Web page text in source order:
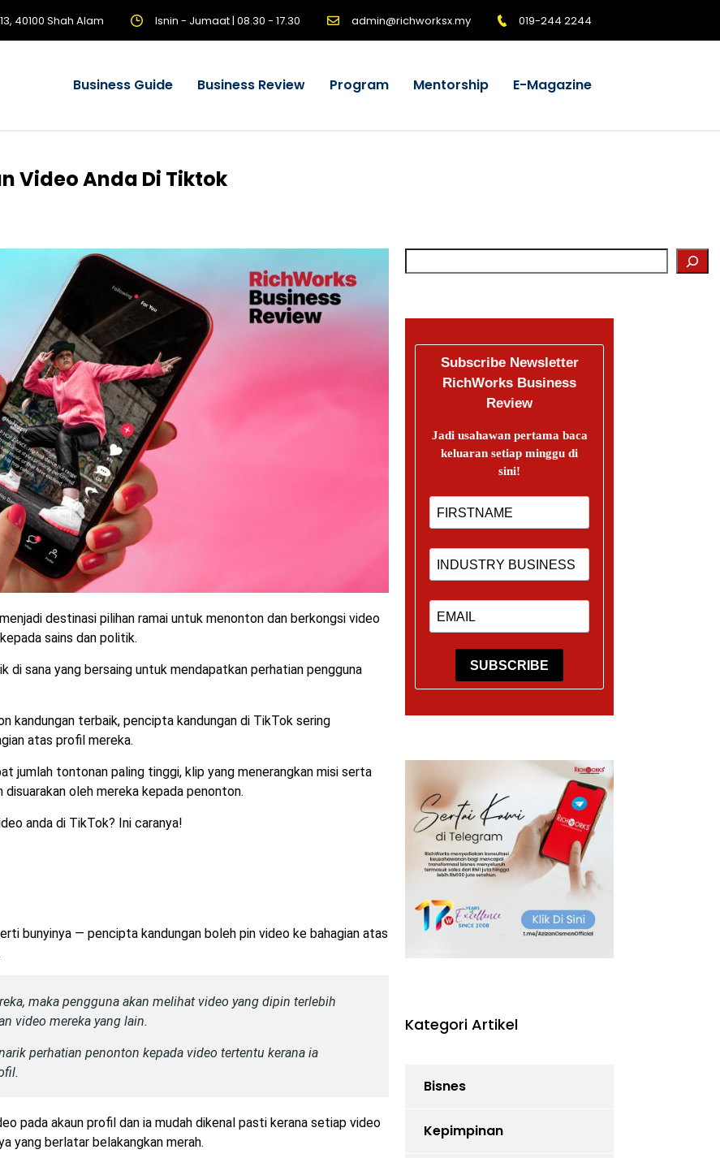
40100 Shah Alam Isnin - Jumaat | 08.30 - 17.30 admin@richworksx.my 019-244 2244
Business Guide Business Review Program Mentorship E-Magazine
Video Anda Di Tiktok
destinasi pilihan ramai untuk menonton dan berkongsi video
sains dan politik.
di sana yang bersaing untuk mendapatkan perhatian pengguna
kandungan terbaik, pencipta kandungan di TikTok sering
atas profil mereka.
jumlah tontonan paling tinggi, klip yang menerangkan misi serta
oleh mereka kepada penonton.
anda di TikTok? Ini caranya!
bunyinya — pencipta kandungan boleh pin video ke bahagian atas
maka pengguna akan melihat video yang dipin terlebih
video mereka yang lain.
perhatian penonton kepada video tertentu kerana ia
pada akaun profil dan ia mudah dikenal pasti kerana setiap video
yang berlatar belakangkan merah.
Subscribe Newsletter
RichWorks Business
Review
Jadi usahawan pertama baca
keluaran setiap minggu di
sini!
SUBSCRIBE
Kategori Artikel
Bisnes
Kepimpinan